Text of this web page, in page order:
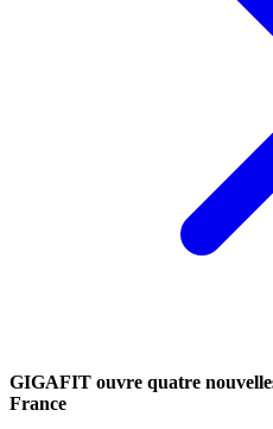
GIGAFIT ouvre quatre
France